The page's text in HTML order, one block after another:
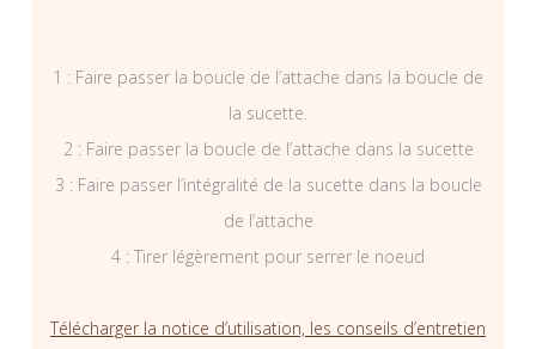
1 : Faire passer la boucle de l’attache dans la boucle de
la sucette.
2 : Faire passer la boucle de l’attache dans la sucette
3 : Faire passer l’intégralité de la sucette dans la boucle
de l’attache
4 : Tirer légèrement pour serrer le noeud
Télécharger la notice d’utilisation, les conseils d’entretien